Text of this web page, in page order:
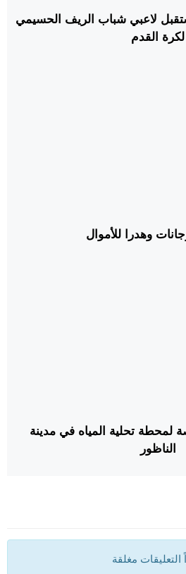
لاعبي شباب الريف الحسيمي
لكرة القدم
وهدرا للأموال
لمحطة تحلية المياه في مدينة
الناظور
التعليقات مغلقة